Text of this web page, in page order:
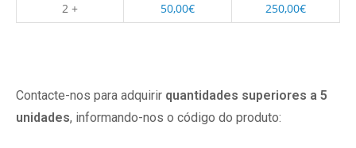
2 +
50,00€ 250,00€
Contacte-nos para adquirir quantidades superiores a 5
unidades, informando-nos o código do produto: